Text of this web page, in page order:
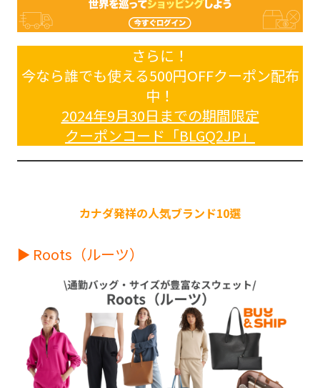
さらに！
今なら誰でも使える500円OFFクーポン配布
中！
2024年9月30日までの期間限定
クーポンコード「BLGQ2JP」
カナダ発祥の人気ブランド10選
► Roots（ルーツ）